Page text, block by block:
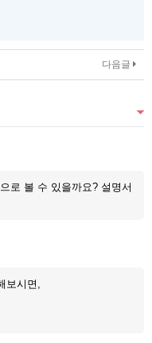
다음글
로 볼 수 있을까요? 설명서
보시면,